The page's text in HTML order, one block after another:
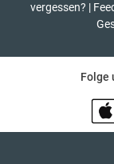
vergessen? |
Folge